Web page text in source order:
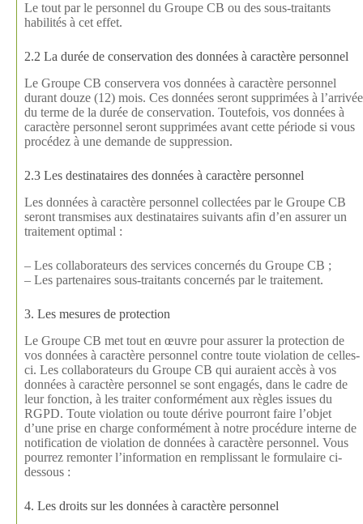
Le tout par le personnel du Groupe CB ou des sous-traitants
habilités à cet effet.
2.2 La durée de conservation des données à caractère personnel
Le Groupe CB conservera vos données à caractère personnel
durant douze (12) mois. Ces données seront supprimées à l’arrivée
du terme de la durée de conservation. Toutefois, vos données à
caractère personnel seront supprimées avant cette période si vous
procédez à une demande de suppression.
2.3 Les destinataires des données à caractère personnel
Les données à caractère personnel collectées par le Groupe CB
seront transmises aux destinataires suivants afin d’en assurer un
traitement optimal :
– Les collaborateurs des services concernés du Groupe CB ;
– Les partenaires sous-traitants concernés par le traitement.
3. Les mesures de protection
Le Groupe CB met tout en œuvre pour assurer la protection de
vos données à caractère personnel contre toute violation de celles-
ci. Les collaborateurs du Groupe CB qui auraient accès à vos
données à caractère personnel se sont engagés, dans le cadre de
leur fonction, à les traiter conformément aux règles issues du
RGPD. Toute violation ou toute dérive pourront faire l’objet
d’une prise en charge conformément à notre procédure interne de
notification de violation de données à caractère personnel. Vous
pourrez remonter l’information en remplissant le formulaire ci-
dessous :
4. Les droits sur les données à caractère personnel